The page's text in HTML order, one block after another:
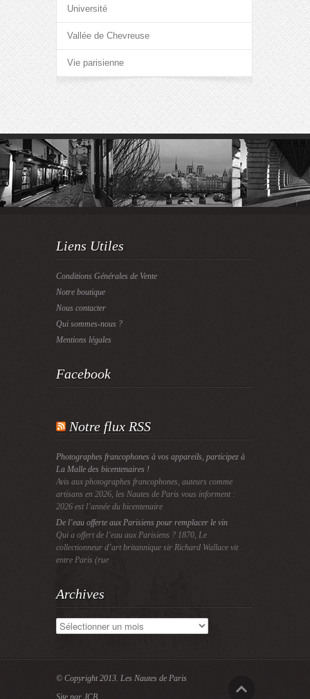
Université
Vallée de Chevreuse
Vie parisienne
Liens Utiles
Conditions Générales de Vente
Notre boutique
Nous contacter
Qui sommes-nous ?
Mentions légales
Facebook
Notre flux RSS
Photographes francophones à vos appareils, participez à
La Malle des bicentenaires !
Avis aux photographes francophones, auteurs comme
artisans en 2026, les Nautes de Paris vous informent :
2026 est l’année du bicentenaire
De l’eau offerte aux Parisiens pour remplacer le vin
Qui a offert de l’eau aux Parisiens ? 1870, Le
collectionneur d’art britannique sir Richard Wallace vit
entre Paris (rue
Archives
Archives
© Copyright 2013. Les Nautes de Paris
Site par JCB